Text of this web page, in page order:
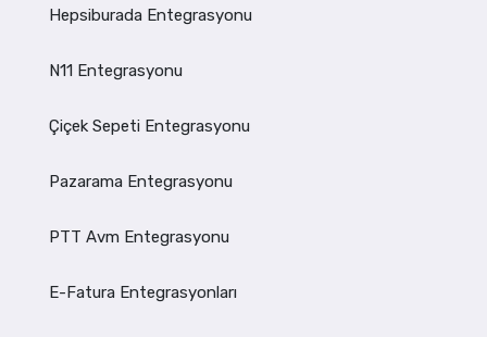
Hepsiburada Entegrasyonu
N11 Entegrasyonu
Çiçek Sepeti Entegrasyonu
Pazarama Entegrasyonu
PTT Avm Entegrasyonu
E-Fatura Entegrasyonları